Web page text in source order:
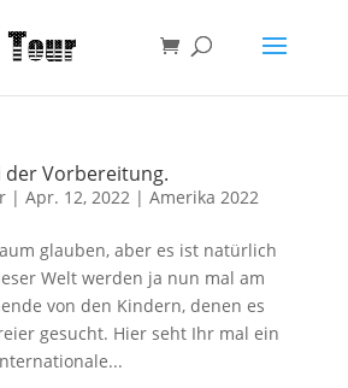
der Vorbereitung.
| Apr. 12, 2022| Amerika 2022
glauben, aber es ist natürlich
Welt werden ja nun mal am
von den Kindern, denen es
gesucht. Hier seht Ihr mal ein